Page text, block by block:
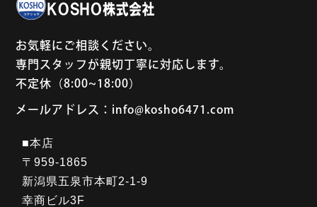
お気軽にご相談ください。
専門スタッフが親切丁寧に対応します。
不定休（8:00~18:00）
メールアドレス：info@kosho6471.com
■本店
〒959-1865
新潟県五泉市本町2-1-9
幸商ビル3F